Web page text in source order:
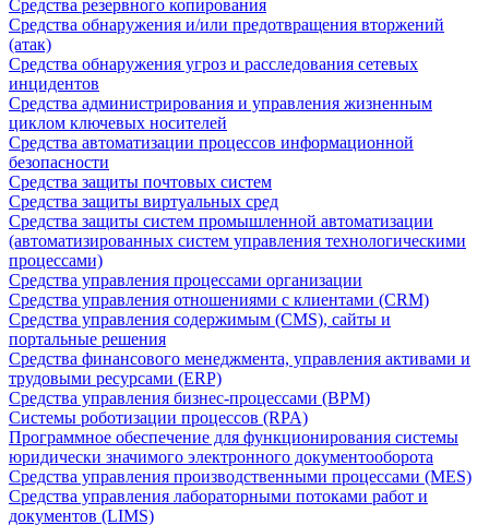
Средства резервного копирования
Средства обнаружения и/или предотвращения вторжений
(атак)
Средства обнаружения угроз и расследования сетевых
инцидентов
Средства администрирования и управления жизненным
циклом ключевых носителей
Средства автоматизации процессов информационной
безопасности
Средства защиты почтовых систем
Средства защиты виртуальных сред
Средства защиты систем промышленной автоматизации
(автоматизированных систем управления технологическими
процессами)
Средства управления процессами организации
Средства управления отношениями с клиентами (CRM)
Средства управления содержимым (CMS), сайты и
портальные решения
Средства финансового менеджмента, управления активами и
трудовыми ресурсами (ERP)
Средства управления бизнес-процессами (BPM)
Системы роботизации процессов (RPA)
Программное обеспечение для функционирования системы
юридически значимого электронного документооборота
Средства управления производственными процессами (MES)
Средства управления лабораторными потоками работ и
документов (LIMS)